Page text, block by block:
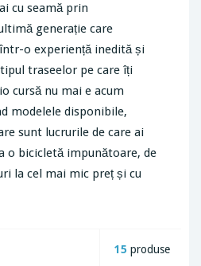
cu seamă prin
generație care
o experiență inedită și
traseelor pe care îți
cursă nu mai e acum
modelele disponibile,
sunt lucrurile de care ai
o bicicletă impunătoare, de
la cel mai mic preț și cu
15 produse